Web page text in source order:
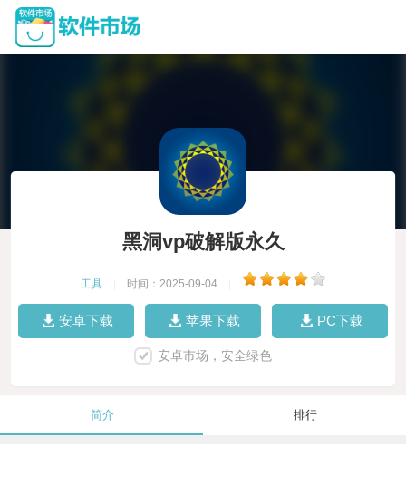
黑洞vp破解版永久
工具 时间：2025-09-04
安卓下载 苹果下载 PC下载
安卓市场，安全绿色
简介 排行